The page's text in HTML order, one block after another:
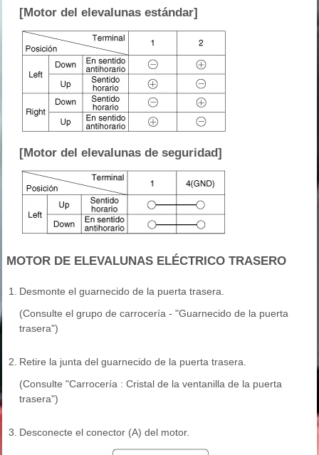
[Motor del elevalunas estándar]
[Motor del elevalunas de seguridad]
MOTOR DE ELEVALUNAS ELÉCTRICO TRASERO
1. Desmonte el guarnecido de la puerta trasera.
(Consulte el grupo de carrocería - "Guarnecido de la puerta
trasera")
2. Retire la junta del guarnecido de la puerta trasera.
(Consulte "Carrocería : Cristal de la ventanilla de la puerta
trasera")
3. Desconecte el conector (A) del motor.